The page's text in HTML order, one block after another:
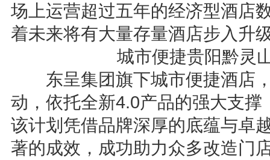
场上运营超过五年的经济型酒店
着未来将有大量存量酒店步入升
城市便捷贵阳黔灵
东呈集团旗下城市便捷酒店，
动，依托全新4.0产品的强大支
该计划凭借品牌深厚的底蕴与卓
著的成效，成功助力众多改造门